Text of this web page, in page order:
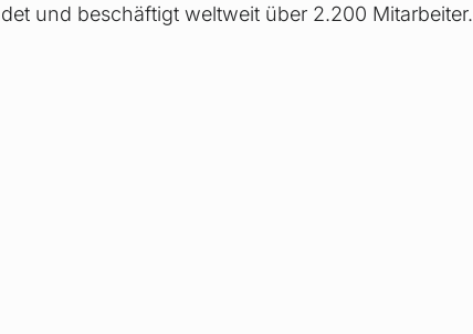
und beschäftigt weltweit über 2.200 Mitarbeiter.